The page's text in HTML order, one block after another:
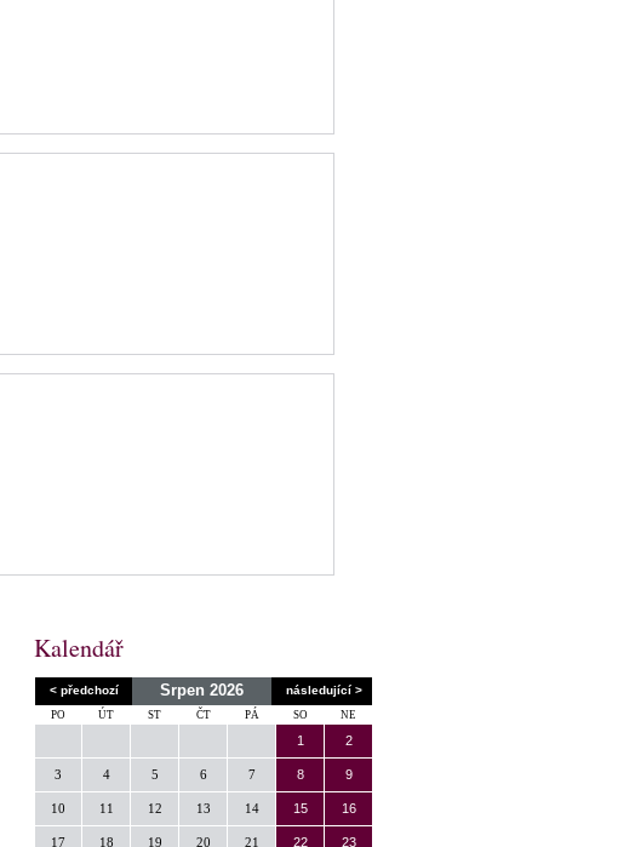
Kalendář
< předchozí Srpen 2026 následující >
PO ÚT ST ČT PÁ SO NE
1 2
3 4 5 6 7 8 9
10 11 12 13 14 15 16
17 18 19 20 21 22 23